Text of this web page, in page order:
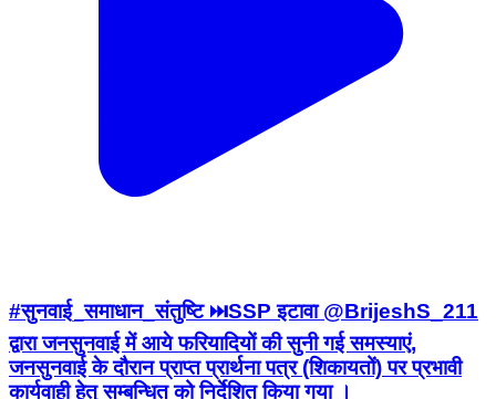
#सुनवाई_समाधान_संतुष्टि ⏭️SSP इटावा @BrijeshS_211
द्वारा जनसुनवाई में आये फरियादियों की सुनी गई समस्याएं,
जनसुनवाई के दौरान प्राप्त प्रार्थना पत्र (शिकायतों) पर प्रभावी
कार्यवाही हेतु सम्बन्धित को निर्देशित किया गया ।